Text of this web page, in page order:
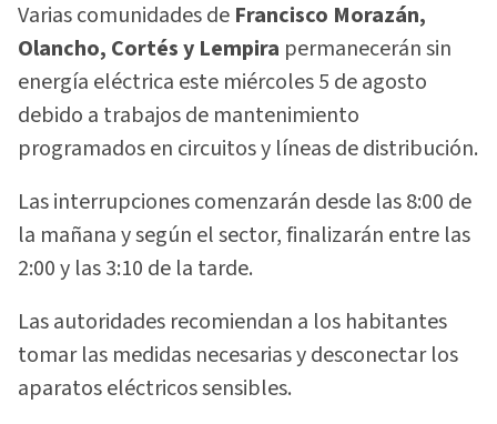
Varias comunidades de Francisco Morazán,
Olancho, Cortés y Lempira permanecerán sin
energía eléctrica este miércoles 5 de agosto
debido a trabajos de mantenimiento
programados en circuitos y líneas de distribución.
Las interrupciones comenzarán desde las 8:00 de
la mañana y según el sector, finalizarán entre las
2:00 y las 3:10 de la tarde.
Las autoridades recomiendan a los habitantes
tomar las medidas necesarias y desconectar los
aparatos eléctricos sensibles.